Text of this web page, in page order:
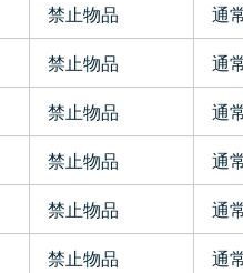
禁止物品
通
禁止物品
通
禁止物品
通
禁止物品
通
禁止物品
通
禁止物品
通